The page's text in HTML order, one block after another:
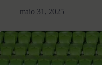
maio 31, 2025